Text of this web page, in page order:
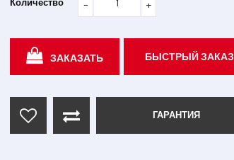
ЗАКАЗАТЬ БЫСТРЫЙ ЗАКАЗ
ГАРАНТИЯ